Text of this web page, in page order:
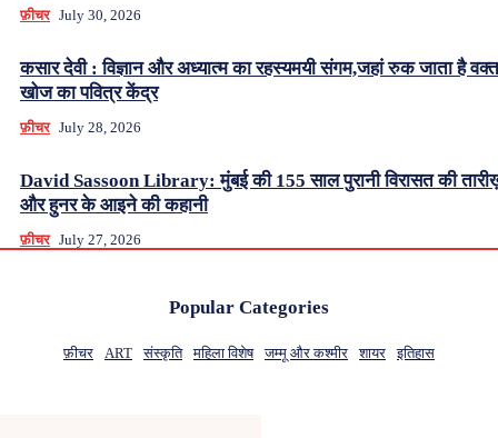
फ़ीचर July 30, 2026
कसार देवी : विज्ञान और अध्यात्म का रहस्यमयी संगम,जहां रुक जाता है
खोज का पवित्र केंद्र
फ़ीचर July 28, 2026
David Sassoon Library: मुंबई की 155 साल पुरानी विरासत की
और हुनर के आइने की कहानी
फ़ीचर July 27, 2026
Popular Categories
फ़ीचर ART संस्कृति महिला विशेष जम्मू और कश्मीर शायर इतिहास